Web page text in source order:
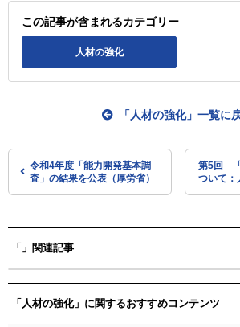
この記事が含まれるカテゴリー
人材の強化
令和4年度「能力開発基本調
査」の結果を公表（厚労省）
「人材の強化」一覧に
第5回 「
ついて：
「」関連記事
「人材の強化」に関するおすすめコンテンツ